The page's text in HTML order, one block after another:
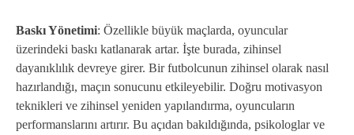
Baskı Yönetimi: Özellikle büyük maçlarda, oyuncular
üzerindeki baskı katlanarak artar. İşte burada, zihinsel
dayanıklılık devreye girer. Bir futbolcunun zihinsel olarak nasıl
hazırlandığı, maçın sonucunu etkileyebilir. Doğru motivasyon
teknikleri ve zihinsel yeniden yapılandırma, oyuncuların
performanslarını artırır. Bu açıdan bakıldığında, psikologlar ve